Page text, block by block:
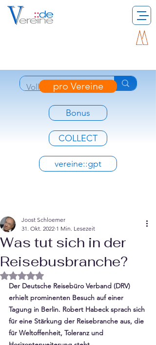
pro Vereine
Bonus
COLLECT
vereine::gpt
Was tut sich in der
Reisebusbranche?
Joost Schloemer
31. Okt. 2022 1 Min. Lesezeit
Mit NaN von 5 Sternen bewertet.
Der Deutsche Reisebüro Verband (DRV)
erhielt prominenten Besuch auf einer
Tagung in Berlin. Robert Habeck sprach sich
für eine Stärkung der Reisebranche aus, die
für Weltoffenheit, Toleranz und